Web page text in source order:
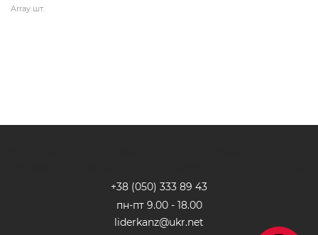
Array шт.
+38 (050) 333 89 43
пн-пт 9.00 - 18.00
liderkanz@ukr.net